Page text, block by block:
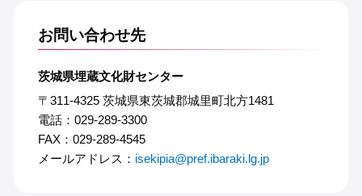
お問い合わせ先
茨城県埋蔵文化財センター
〒311-4325 茨城県東茨城郡城里町北方1481
電話：029-289-3300
FAX：029-289-4545
メールアドレス： isekipia@pref.ibaraki.lg.jp